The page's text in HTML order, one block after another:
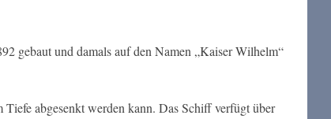
gebaut und damals auf den Namen „Kaiser Wilhelm“
abgesenkt werden kann. Das Schiff verfügt über